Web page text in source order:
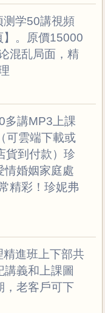
测学50講視頻
。原價15000
混乱局面，精
多講MP3上課
可雲端下載或
貨到付款）珍
情婚姻家庭處
精彩！珍妮弗
進班上下部共
義和上課圖
，老客戶可下